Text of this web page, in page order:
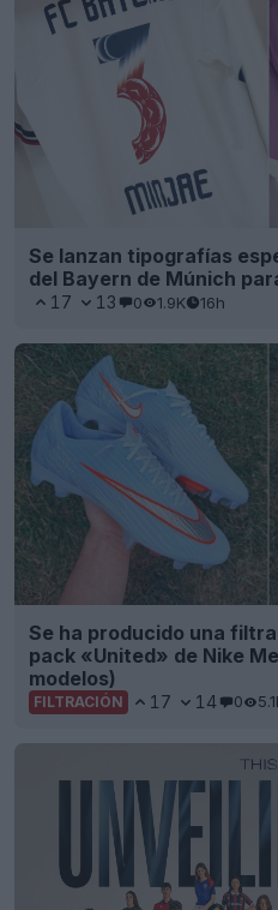
Se lanzan tipografías
del Bayern de Múnich
17 13 0 1.9K 16h
Se ha producido una
pack «United» de Nike
modelos)
FILTRACIÓN 17 14 0